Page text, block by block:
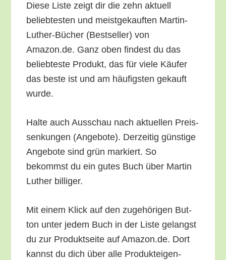
Die­se Lis­te zeigt dir die zehn aktu­ell
belieb­tes­ten und meist­ge­kauf­ten Mar­tin-
Luther-Bücher (Best­sel­ler) von
Amazon.de. Ganz oben fin­dest du das
belieb­tes­te Pro­dukt, das für vie­le Käu­fer
das bes­te ist und am häu­figs­ten gekauft
wurde.
Hal­te auch Aus­schau nach aktu­el­len Preis­
sen­kun­gen (Ange­bo­te). Der­zei­tig güns­ti­ge
Ange­bo­te sind grün mar­kiert. So
bekommst du ein gutes Buch über Mar­tin
Luther billiger.
Mit einem Klick auf den zuge­hö­ri­gen But­
ton unter jedem Buch in der Lis­te gelangst
du zur Pro­dukt­sei­te auf Amazon.de. Dort
kannst du dich über alle Pro­duk­tei­gen­